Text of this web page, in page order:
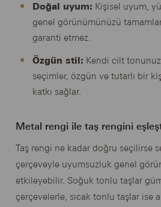
Doğal uyum: Kişisel uyum,
genel görünümünüzü
garanti etmez.
Özgün stil: Kendi cilt
seçimler, özgün ve tutarlı bir
katkı sağlar.
Metal rengi ile taş rengini
Taş rengi ne kadar doğru seçilirse
çerçeveyle uyumsuzluk genel
etkileyebilir. Soğuk tonlu taşlar
çerçevelerle, sıcak tonlu taşlar ise